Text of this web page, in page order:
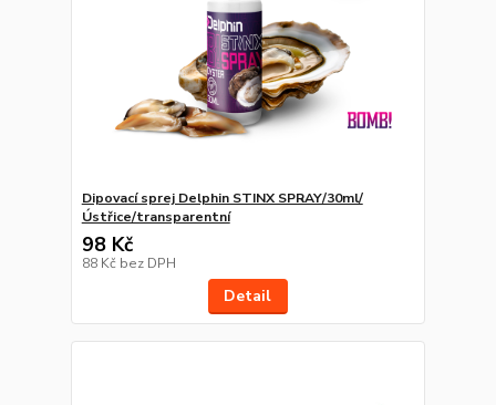
Dipovací sprej Delphin STINX SPRAY/30ml/
Ústřice/transparentní
98 Kč
88 Kč bez DPH
Detail